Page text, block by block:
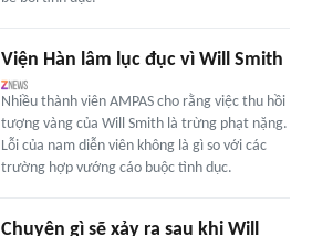
Viện Hàn lâm lục đục vì Will Smith
Nhiều thành viên AMPAS cho rằng việc thu hồi
tượng vàng của Will Smith là trừng phạt nặng.
Lỗi của nam diễn viên không là gì so với các
trường hợp vướng cáo buộc tình dục.
Chuyện gì sẽ xảy ra sau khi Will